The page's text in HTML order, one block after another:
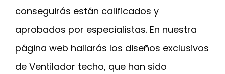
conseguirás están calificados y
aprobados por especialistas. En nuestra
página web hallarás los diseños exclusivos
de Ventilador techo, que han sido